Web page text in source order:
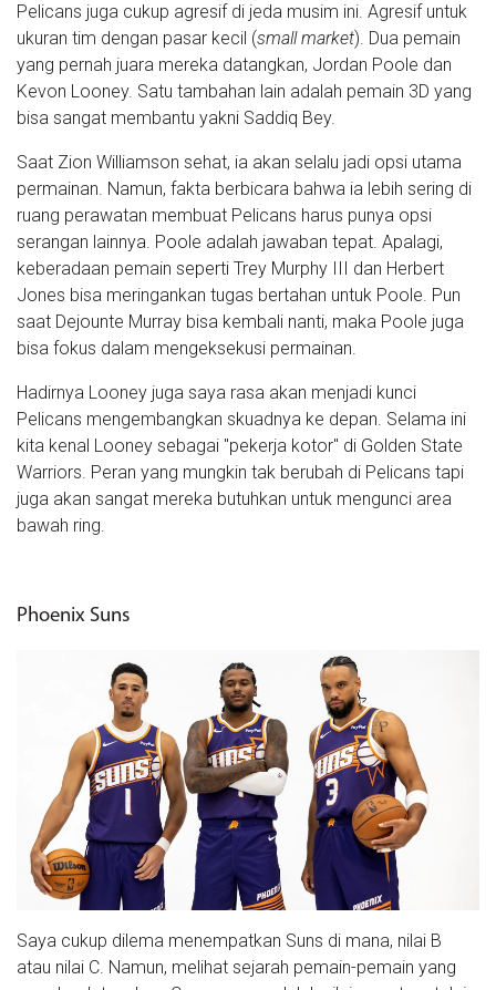
Pelicans juga cukup agresif di jeda musim ini. Agresif untuk
ukuran tim dengan pasar kecil (small market). Dua pemain
yang pernah juara mereka datangkan, Jordan Poole dan
Kevon Looney. Satu tambahan lain adalah pemain 3D yang
bisa sangat membantu yakni Saddiq Bey.
Saat Zion Williamson sehat, ia akan selalu jadi opsi utama
permainan. Namun, fakta berbicara bahwa ia lebih sering di
ruang perawatan membuat Pelicans harus punya opsi
serangan lainnya. Poole adalah jawaban tepat. Apalagi,
keberadaan pemain seperti Trey Murphy III dan Herbert
Jones bisa meringankan tugas bertahan untuk Poole. Pun
saat Dejounte Murray bisa kembali nanti, maka Poole juga
bisa fokus dalam mengeksekusi permainan.
Hadirnya Looney juga saya rasa akan menjadi kunci
Pelicans mengembangkan skuadnya ke depan. Selama ini
kita kenal Looney sebagai "pekerja kotor" di Golden State
Warriors. Peran yang mungkin tak berubah di Pelicans tapi
juga akan sangat mereka butuhkan untuk mengunci area
bawah ring.
Phoenix Suns
Saya cukup dilema menempatkan Suns di mana, nilai B
atau nilai C. Namun, melihat sejarah pemain-pemain yang